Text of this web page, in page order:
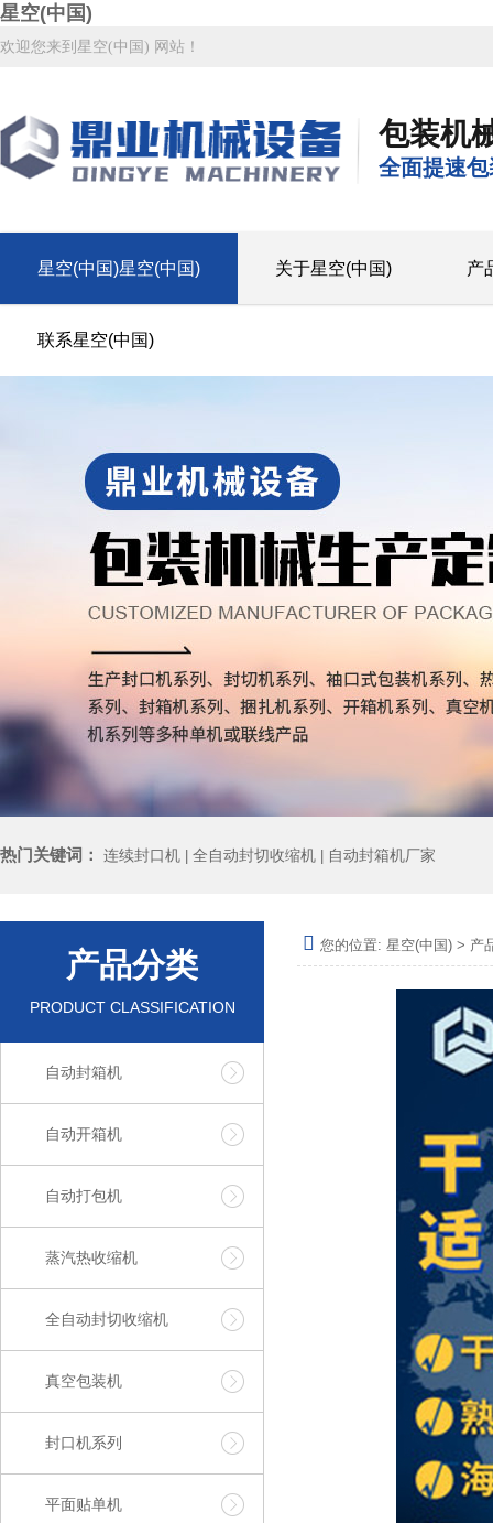
星空(中国)
欢迎您来到星空(中国) 网站！
包装机
全面提速
星空(中国)星空(中国) 关于星空(中国) 产
联系星空(中国)
热门关键词： 连续封口机 全自动封切收缩机 自动封箱机厂家
产品分类
PRODUCT CLASSIFICATION
自动封箱机
自动开箱机
自动打包机
蒸汽热收缩机
全自动封切收缩机
真空包装机
封口机系列
平面贴单机
您的位置: 星空(中国) > 产